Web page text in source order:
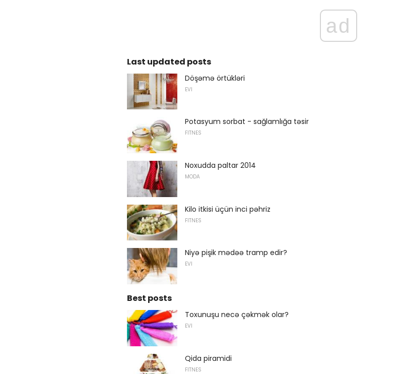
ad
Last updated posts
Döşəmə örtükləri
EVI
Potasyum sorbat - sağlamlığa təsir
FITNES
Noxudda paltar 2014
MODA
Kilo itkisi üçün inci pəhriz
FITNES
Niyə pişik mədəə tramp edir?
EVI
Best posts
Toxunuşu necə çəkmək olar?
EVI
Qida piramidi
FITNES